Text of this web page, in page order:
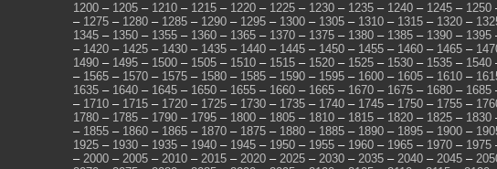
1200 – 1205 – 1210 – 1215 – 1220 – 1225 – 1230 – 1235 – 1240 – 1245 – 1250
– 1275 – 1280 – 1285 – 1290 – 1295 – 1300 – 1305 – 1310 – 1315 – 1320 –
1345 – 1350 – 1355 – 1360 – 1365 – 1370 – 1375 – 1380 – 1385 – 1390 – 1395
– 1420 – 1425 – 1430 – 1435 – 1440 – 1445 – 1450 – 1455 – 1460 – 1465 –
1490 – 1495 – 1500 – 1505 – 1510 – 1515 – 1520 – 1525 – 1530 – 1535 – 1540
– 1565 – 1570 – 1575 – 1580 – 1585 – 1590 – 1595 – 1600 – 1605 – 1610 –
1635 – 1640 – 1645 – 1650 – 1655 – 1660 – 1665 – 1670 – 1675 – 1680 – 1685
– 1710 – 1715 – 1720 – 1725 – 1730 – 1735 – 1740 – 1745 – 1750 – 1755 –
1780 – 1785 – 1790 – 1795 – 1800 – 1805 – 1810 – 1815 – 1820 – 1825 – 1830
– 1855 – 1860 – 1865 – 1870 – 1875 – 1880 – 1885 – 1890 – 1895 – 1900 –
1925 – 1930 – 1935 – 1940 – 1945 – 1950 – 1955 – 1960 – 1965 – 1970 – 1975
– 2000 – 2005 – 2010 – 2015 – 2020 – 2025 – 2030 – 2035 – 2040 – 2045 –